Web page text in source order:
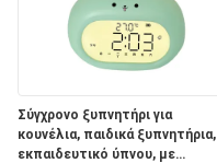
Σύγχρονο ξυπνητήρι για
κουνέλια, παιδικά ξυπνητήρια,
εκπαιδευτικό ύπνου, με